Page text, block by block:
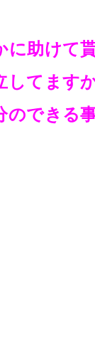
に助けて
してます
のできる